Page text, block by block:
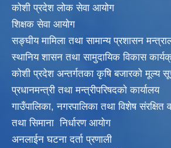
कोशी प्रदेश लोक सेवा आयोग
शिक्षक सेवा आयाेग
सङ्‍घीय मामिला तथा सामान्य प्रशासन
स्थानिय शासन तथा सामुदायिक विकास
कोशी प्रदेश अन्तर्गतका कृषि बजारको मूल्य
प्रधानमन्त्री तथा मन्त्रीपरिषदकाे कार्यालय
गाउँपालिका, नगरपालिका तथा विशेष संरक्षित
तथा सिमाना निर्धारण आयाेग
अनलाईन घटना दर्ता प्रणाली